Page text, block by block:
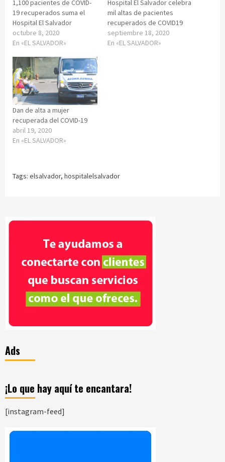
1,100 pacientes de COVID-
19 recuperados suma el
Hospital El Salvador
octubre 8, 2020
En «EL SALVADOR»
Hospital El Salvador celebra
mil altas de pacientes
recuperados de COVID19
septiembre 18, 2020
En «EL SALVADOR»
Dan de alta a mujer
recuperada del COVID-19
abril 19, 2020
En «EL SALVADOR»
Tags: elsalvador, hospitalelsalvador
Ads
¡Lo que hay aquí te encantara!
[instagram-feed]